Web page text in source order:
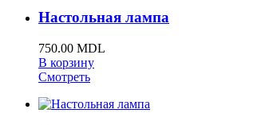
Настольная лампа
750.00 MDL
В корзину
Смотреть